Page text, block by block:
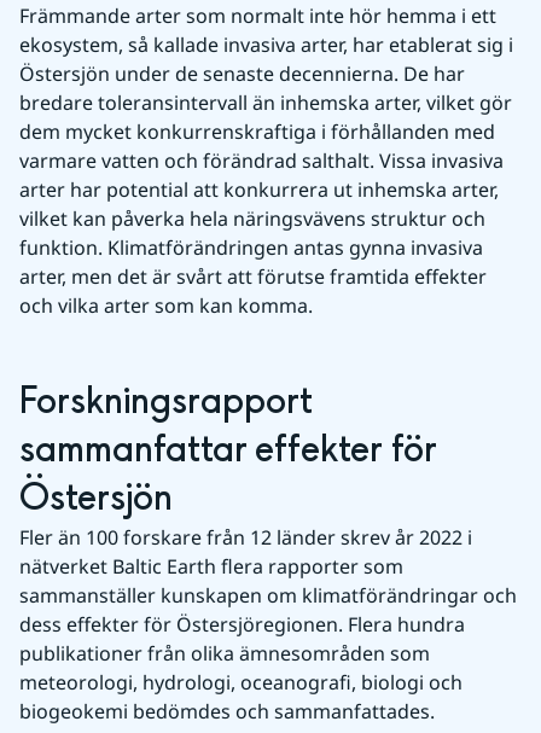
Främmande arter som normalt inte hör hemma i ett
ekosystem, så kallade invasiva arter, har etablerat sig i
Östersjön under de senaste decennierna. De har
bredare toleransintervall än inhemska arter, vilket gör
dem mycket konkurrenskraftiga i förhållanden med
varmare vatten och förändrad salthalt. Vissa invasiva
arter har potential att konkurrera ut inhemska arter,
vilket kan påverka hela näringsvävens struktur och
funktion. Klimatförändringen antas gynna invasiva
arter, men det är svårt att förutse framtida effekter
och vilka arter som kan komma.
Forskningsrapport
sammanfattar effekter för
Östersjön
Fler än 100 forskare från 12 länder skrev år 2022 i
nätverket Baltic Earth flera rapporter som
sammanställer kunskapen om klimatförändringar och
dess effekter för Östersjöregionen. Flera hundra
publikationer från olika ämnesområden som
meteorologi, hydrologi, oceanografi, biologi och
biogeokemi bedömdes och sammanfattades.